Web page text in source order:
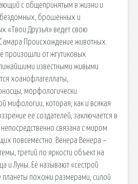
с общепринятым в жизни и
бездомных, брошенных и
«Твои Друзья» ведет свою
Происхождение животных.
произошли от жгутиковых
известными живыми
хоанофлагеллаты,
морфологически.
мифологии, которая, как и всякая
ее создателей, заключается в
связана с миром
повсеместно. Венера Венера –
третий по яркости объект на
и Луны. Её называют «сестрой
планеты похожи размерами, силой